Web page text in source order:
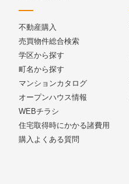
不動産購入
売買物件総合検索
学区から探す
町名から探す
マンションカタログ
オープンハウス情報
WEBチラシ
住宅取得時にかかる諸費用
購入よくある質問